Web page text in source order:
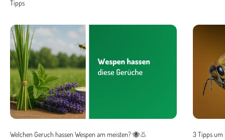
Welchen Geruch hassen Wespen am meisten? 🐝👃 3 Tipps um